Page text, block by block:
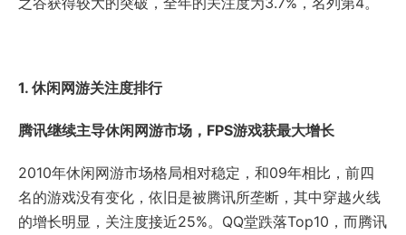
1. 休闲网游关注度排行
腾讯继续主导休闲网游市场，FPS游戏获最大增长
2010年休闲网游市场格局相对稳定，和09年相比，前四
名的游戏没有变化，依旧是被腾讯所垄断，其中穿越火线
的增长明显，关注度接近25%。QQ堂跌落Top10，而腾讯